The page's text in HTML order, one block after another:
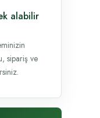
alabilir
sipariş ve